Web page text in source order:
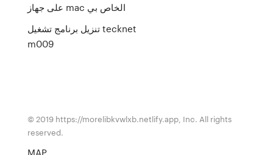
على جهاز mac الخاص بي
تنزيل برنامج تشغيل tecknet
m009
© 2019 https://morelibkvwlxb.netlify.app, Inc. All rights
reserved.
MAP